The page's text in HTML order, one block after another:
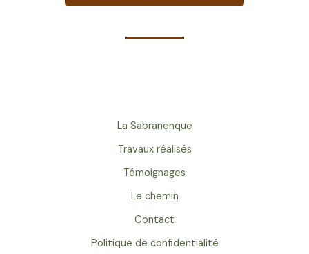
La Sabranenque
Travaux réalisés
Témoignages
Le chemin
Contact
Politique de confidentialité